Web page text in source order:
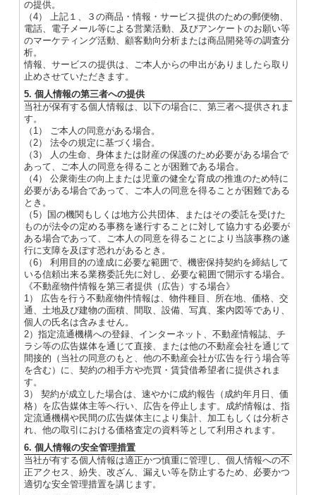
の提供。
（4） 上記１、３の商品・情報・サービス提供のための郵便物、
電話、電子メール等による営業活動、及びアンケートのお願い等
のマーケティング活動、顧客動向分析または商品開発等の調査分
析。
情報、サービスの提供は、ご本人からの申出がありましたら取り
止めさせていただきます。
5. 個人情報の第三者への提供
当社が保有する個人情報は、以下の場合に、第三者へ提供されま
す。
（1） ご本人の同意がある場合。
（2） 法令の規定に基づく場合。
（3） 人の生命、身体または財産の保護のため必要がある場合で
あって、ご本人の同意を得ることが困難である場合。
（4） 公衆衛生の向上または児童の健全な育成の推進のため特に
必要がある場合であって、ご本人の同意を得ることが困難である
とき。
（5）国の機関もしくは地方公共団体、またはその委託を受けた
ものが法令の定める事務を遂行することに対して協力する必要が
ある場合であって、ご本人の同意を得ることにより当該事務の遂
行に支障を及ぼす恐れがあるとき。
（6） 利用目的の達成に必要な範囲で、機密保持契約を締結して
いる信頼出来る業務委託先に対し、必要な範囲で開示する場合。
《不動産物件情報を第三者提供（広告）する場合》
1） 広告を行う不動産物件情報は、物件種目、所在地、価格、交
通、土地及び建物の面積、間取、設備、写真、案内図等であり、
個人の氏名は含みません。
2）指定流通機構への登録、インターネット、不動産情報誌、チ
ラシ等の広告媒体を通じて直接、または他の不動産会社を通じて
間接的（当社の同意のもと、他の不動産会社が広告を行う場合等
を含む）に、契約の相手方や売買・賃貸借希望者に提供されま
す。
3） 契約が成立した場合は、速やかに成約報告（成約年月日、価
格）を広告媒体主等へ行い、広告を停止します。成約情報は、指
定流通機構や民間の広告媒体主により集計、加工もしくは分析さ
れ、他の取引における価格査定の資料等として利用されます。
6. 個人情報の安全管理措置
当社が有する個人情報は適正かつ慎重に管理し、個人情報への不
正アクセス、紛失、改ざん、漏えい等を防止するため、必要かつ
適切な安全管理措置を講じます。